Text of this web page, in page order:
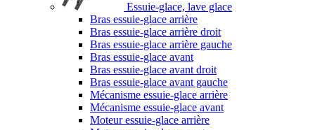
Essuie-glace, lave glace
Bras essuie-glace arrière
Bras essuie-glace arrière droit
Bras essuie-glace arrière gauche
Bras essuie-glace avant
Bras essuie-glace avant droit
Bras essuie-glace avant gauche
Mécanisme essuie-glace arrière
Mécanisme essuie-glace avant
Moteur essuie-glace arrière